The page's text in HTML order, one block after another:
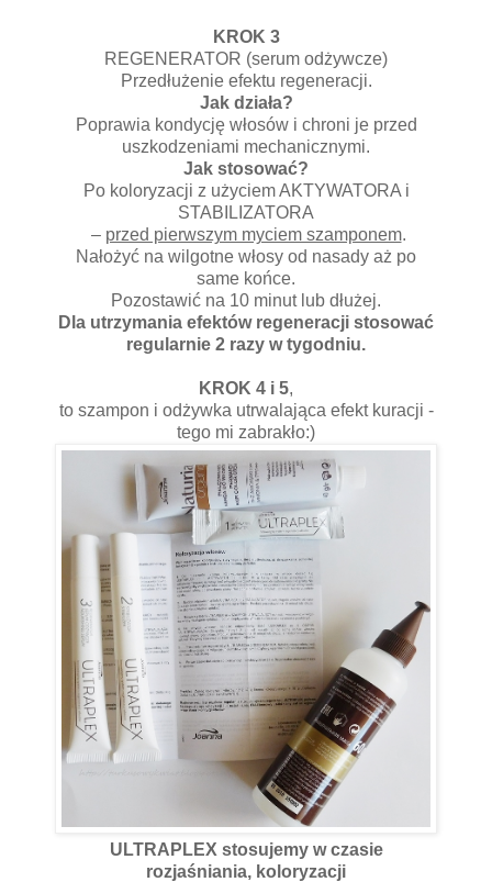
KROK 3
REGENERATOR (serum odżywcze)
Przedłużenie efektu regeneracji.
Jak działa?
Poprawia kondycję włosów i chroni je przed
uszkodzeniami mechanicznymi.
Jak stosować?
Po koloryzacji z użyciem AKTYWATORA i
STABILIZATORA
– przed pierwszym myciem szamponem.
Nałożyć na wilgotne włosy od nasady aż po
same końce.
Pozostawić na 10 minut lub dłużej.
Dla utrzymania efektów regeneracji stosować
regularnie 2 razy w tygodniu.
KROK 4 i 5,
to szampon i odżywka utrwalająca efekt kuracji -
tego mi zabrakło:)
ULTRAPLEX stosujemy w czasie
rozjaśniania, koloryzacji